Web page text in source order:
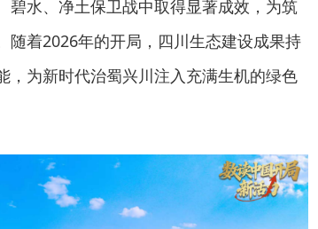
碧水、净土保卫战中取得显著成效，为筑
随着2026年的开局，四川生态建设成果持
，为新时代治蜀兴川注入充满生机的绿色